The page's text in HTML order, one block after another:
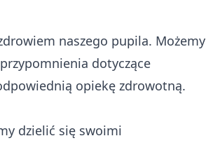
naszego pupila. Możemy
dotyczące
opiekę zdrowotną.
dzielić się swoimi